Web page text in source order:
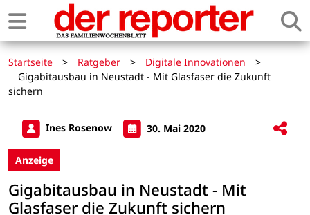
Startseite > Ratgeber > Digitale Innovationen
>
Gigabitausbau in Neustadt - Mit Glasfaser die Zukunft
sichern
Ines Rosenow 30. Mai 2020
Anzeige
Gigabitausbau in Neustadt - Mit
Glasfaser die Zukunft sichern